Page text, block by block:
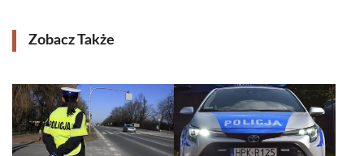
Zobacz Także